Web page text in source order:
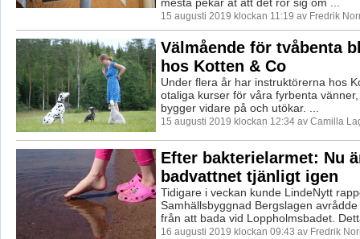
15 augusti 2019 klockan 11:19 av Fredrik
Välmående för tvåbenta
hos Kotten & Co
Under flera år har instruktörerna hos
otaliga kurser för våra fyrbenta
bygger vidare på och utökar. ...
15 augusti 2019 klockan 12:34 av Camilla
Efter bakterielarmet: Nu
badvattnet tjänligt igen
Tidigare i veckan kunde LindeNytt
Samhällsbyggnad Bergslagen
från att bada vid Loppholmsbadet.
16 augusti 2019 klockan 09:43 av Fredrik